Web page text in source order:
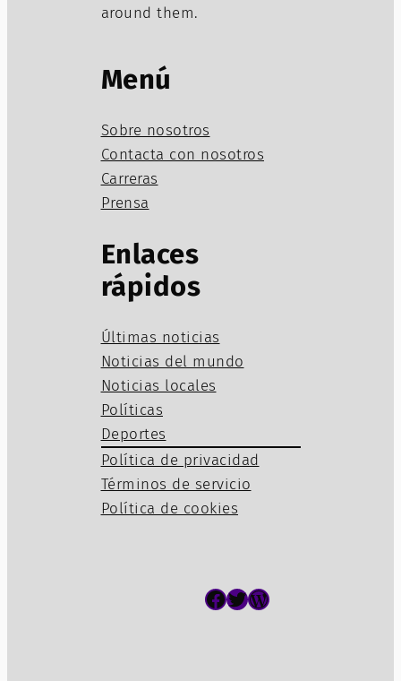
around them.
Menú
Sobre nosotros
Contacta con nosotros
Carreras
Prensa
Enlaces
rápidos
Últimas noticias
Noticias del mundo
Noticias locales
Políticas
Deportes
Política de privacidad
Términos de servicio
Política de cookies
Facebook Twitter WordPress